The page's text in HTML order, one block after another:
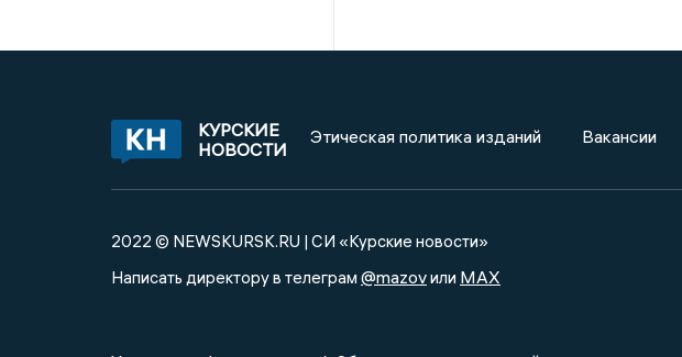
КУРСКИЕ
НОВОСТИ
Этическая политика изданий Вакансии
2022 © NEWSKURSK.RU | СИ «Курские новости»
Написать директору в телеграм @mazovили MAX